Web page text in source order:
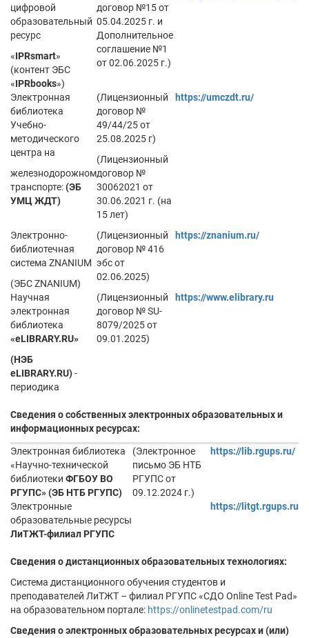
цифровой
образовательный
ресурс
«IPRsmart»
(контент ЭБС
«IPRbooks»)
договор №15 от
05.04.2025 г. и
Дополнительное
соглашение №1
от 02.06.2025 г.)
Электронная
библиотека
Учебно-
методического
центра на
железнодорожном
транспорте:(ЭБ
УМЦ ЖДТ)
(Лицензионный
договор №
49/44/25 от
25.08.2025 г)
(Лицензионный
договор №
30062021 от
30.06.2021 г. (на
15 лет)
https://umczdt.ru/
Электронно-
библиотечная
система ZNANIUM
(ЭБС ZNANIUM)
(Лицензионный
договор № 416
эбс от
02.06.2025)
https://znanium.ru/
Научная
электронная
библиотека
«eLIBRARY.RU»
(НЭБ
eLIBRARY.RU)-
периодика
(Лицензионный
договор № SU-
8079/2025 от
09.01.2025)
https://www.elibrary.ru
Сведения о собственных электронных образовательных и
информационных ресурсах:
Электронная библиотека
«Научно-технической
библиотеки ФГБОУ ВО
РГУПС» (ЭБ НТБ РГУПС)
(Электронное
письмо ЭБ НТБ
РГУПС от
09.12.2024 г.)
https://lib.rgups.ru/
Электронные
образовательные ресурсы
ЛиТЖТ-филиал РГУПС
https://litgt.rgups.ru
Сведения о дистанционных образовательных технологиях:
Система дистанционного обучения студентов и
преподавателей ЛиТЖТ – филиал РГУПС «СДО Online Test Pad»
на образовательном портале: https://onlinetestpad.com/ru
Сведения о электронных образовательных ресурсах и (или)